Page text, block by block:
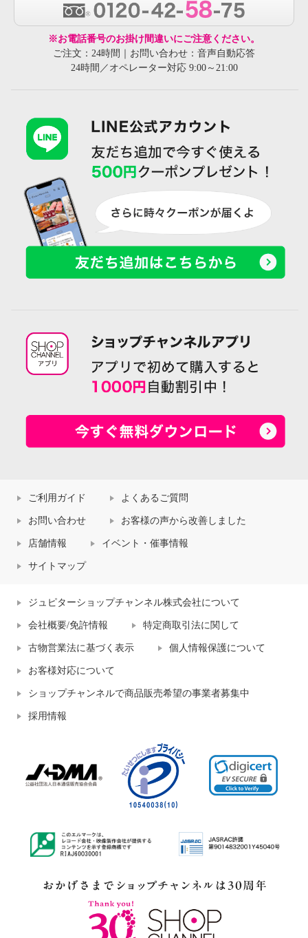
※お電話番号のお掛け間違いにご注意ください。
ご注文：24時間｜お問い合わせ：音声自動応答
24時間／オペレーター対応 9:00～21:00
ご利用ガイド よくあるご質問
お問い合わせ お客様の声から改善しました
店舗情報 イベント・催事情報
サイトマップ
ジュピターショップチャンネル株式会社について
会社概要/免許情報 特定商取引法に関して
古物営業法に基づく表示 個人情報保護について
お客様対応について
ショップチャンネルで商品販売希望の事業者募集中
採用情報